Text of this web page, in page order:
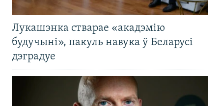
Лукашэнка стварае «акадэмію
будучыні», пакуль навука ў Беларусі
дэградуе